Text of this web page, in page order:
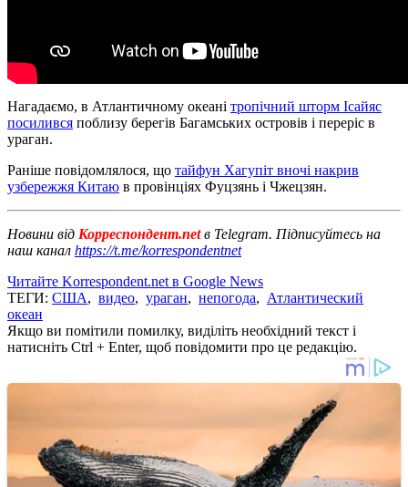
Нагадаємо, в Атлантичному океані тропічний шторм Ісайяс
посилився поблизу берегів Багамських островів і переріс в
ураган.
Раніше повідомлялося, що тайфун Хагупіт вночі накрив
узбережжя Китаю в провінціях Фуцзянь і Чжецзян.
Новини від Корреспондент.netв Telegram. Підписуйтесь на
наш канал https://t.me/korrespondentnet
Читайте Korrespondent.net в Google News
ТЕГИ: США, видео, ураган, непогода, Атлантический
океан
Якщо ви помітили помилку, виділіть необхідний текст і
натисніть Ctrl + Enter, щоб повідомити про це редакцію.